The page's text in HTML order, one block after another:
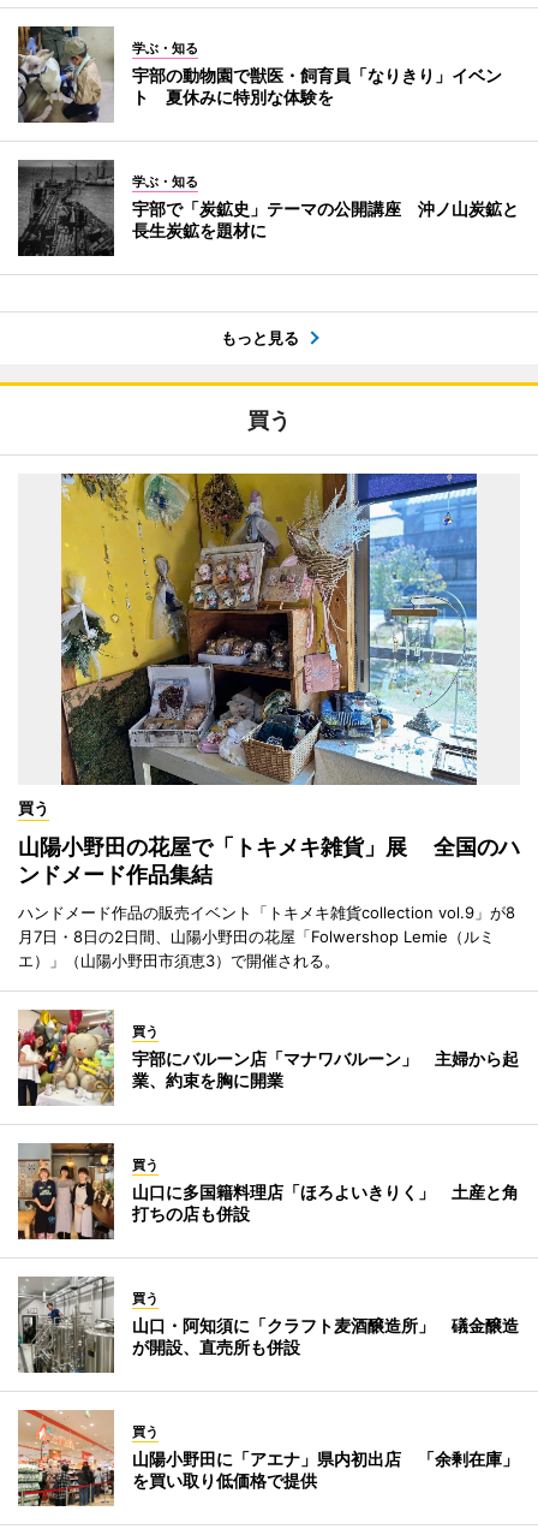
学ぶ・知る
宇部の動物園で獣医・飼育員「なりきり」イベン
ト 夏休みに特別な体験を
学ぶ・知る
宇部で「炭鉱史」テーマの公開講座 沖ノ山炭鉱と
長生炭鉱を題材に
もっと見る
買う
買う
山陽小野田の花屋で「トキメキ雑貨」展 全国のハ
ンドメード作品集結
ハンドメード作品の販売イベント「トキメキ雑貨collection vol.9」が8
月7日・8日の2日間、山陽小野田の花屋「Folwershop Lemie（ルミ
エ）」（山陽小野田市須恵3）で開催される。
買う
宇部にバルーン店「マナワバルーン」 主婦から起
業、約束を胸に開業
買う
山口に多国籍料理店「ほろよいきりく」 土産と角
打ちの店も併設
買う
山口・阿知須に「クラフト麦酒醸造所」 礒金醸造
が開設、直売所も併設
買う
山陽小野田に「アエナ」県内初出店 「余剰在庫」
を買い取り低価格で提供